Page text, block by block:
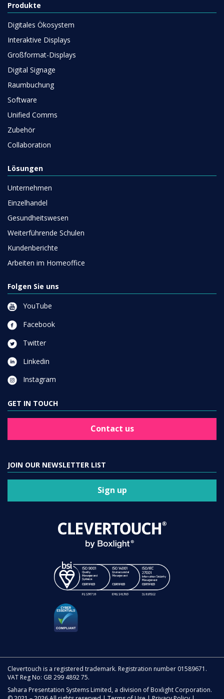
Produkte
Digitales Ökosystem
Interaktive Displays
Großformat-Displays
Digital Signage
Raumbuchung
Software
Unified Comms
Zubehör
Collaboration
Lösungen
Unternehmen
Einzelhandel
Gesundheitswesen
Weiterführende Schulen
Kundenberichte
Arbeiten im Homeoffice
Folgen Sie uns
YouTube
Facebook
Twitter
Linkedin
Instagram
GET IN TOUCH
Contact us
JOIN OUR NEWSLETTER LIST
Sign up
Clevertouch is a registered trademark. Registration number 01589671.
VAT Reg No: GB 299 4892 75.
Sahara Presentation Systems Limited, a division of Boxlight Corporation.